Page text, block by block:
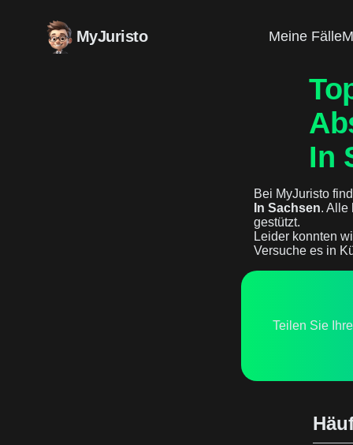
MyJuristo Meine Fälle
In
Bei MyJuristo
In Sachsen. Alle
gestützt.
Leider konnten
Versuche es in
Teilen Sie